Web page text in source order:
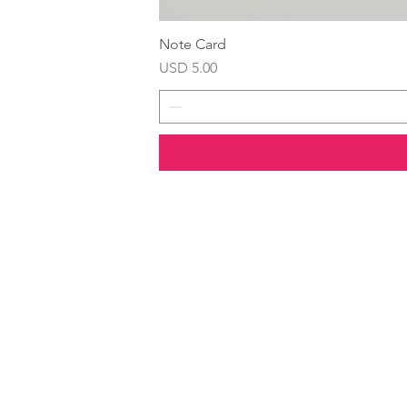
Note Card
Precio
USD 5.00